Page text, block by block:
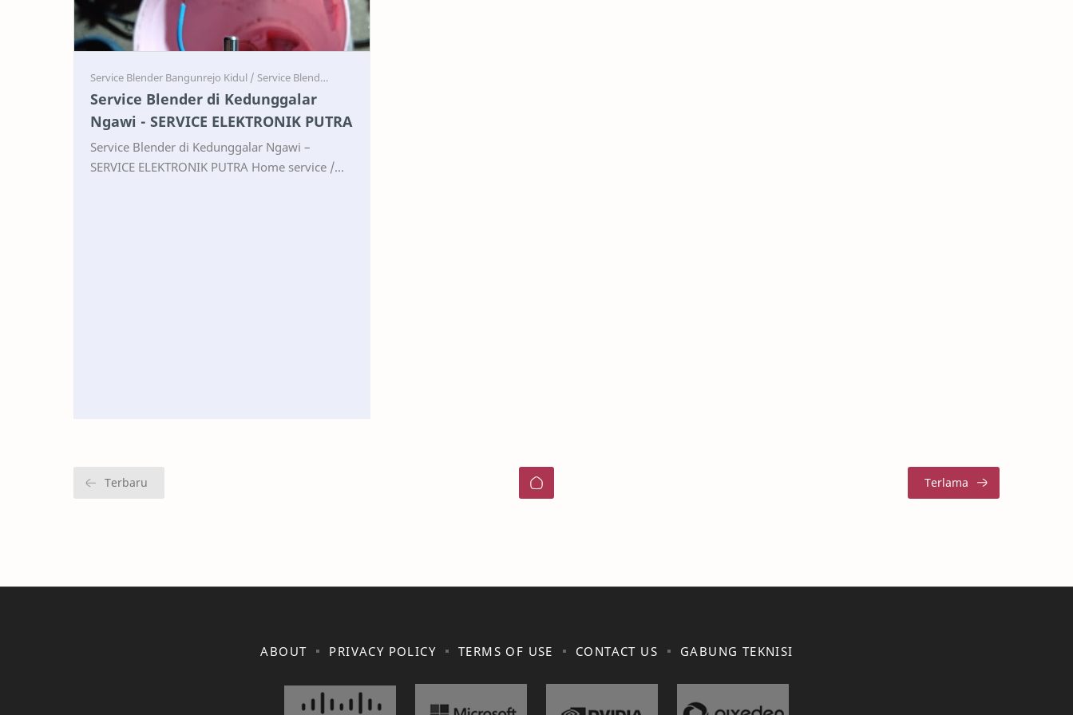
Service Service
Service Blender di Kedunggalar
Ngawi - SERVICE ELEKTRONIK PUTRA
Service Blender di Kedunggalar Ngawi –
SERVICE ELEKTRONIK PUTRA Home service /
ABOUT PRIVACY POLICY TERMS OF USE CONTACT US GABUNG TEKNISI